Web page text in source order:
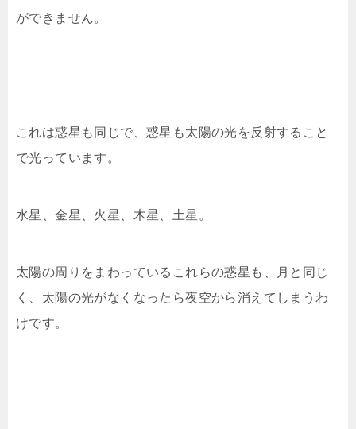
ができません。
これは惑星も同じで、惑星も太陽の光を反射すること
で光っています。
水星、金星、火星、木星、土星。
太陽の周りをまわっているこれらの惑星も、月と同じ
く、太陽の光がなくなったら夜空から消えてしまうわ
けです。